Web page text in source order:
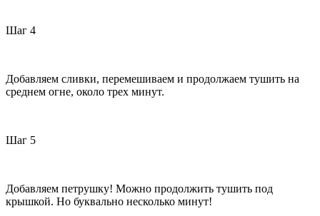
Шаг 4
Добавляем сливки, перемешиваем и продолжаем тушить на
среднем огне, около трех минут.
Шаг 5
Добавляем петрушку! Можно продолжить тушить под
крышкой. Но буквально несколько минут!